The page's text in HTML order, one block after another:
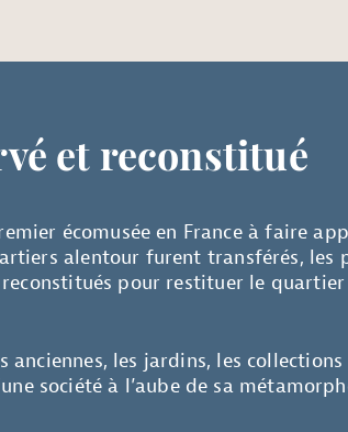
et reconstitué
écomusée en France à faire
alentour furent transférés, les
pour restituer le
les jardins, les
société à l’aube de sa